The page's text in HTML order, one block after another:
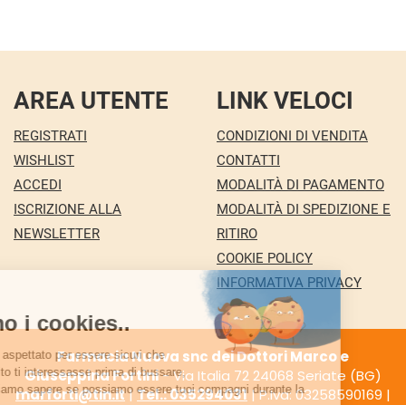
AREA UTENTE
REGISTRATI
WISHLIST
ACCEDI
ISCRIZIONE ALLA
NEWSLETTER
LINK VELOCI
CONDIZIONI DI VENDITA
CONTATTI
MODALITÀ DI PAGAMENTO
MODALITÀ DI SPEDIZIONE E
RITIRO
COOKIE POLICY
INFORMATIVA PRIVACY
Farmacia Nuova snc dei Dottori Marco e
Giuseppina Fortini- Via Italia 72 24068 Seriate (BG)
marforti@tin.it|Tel.: 035294031| P.Iva: 03258590169 |